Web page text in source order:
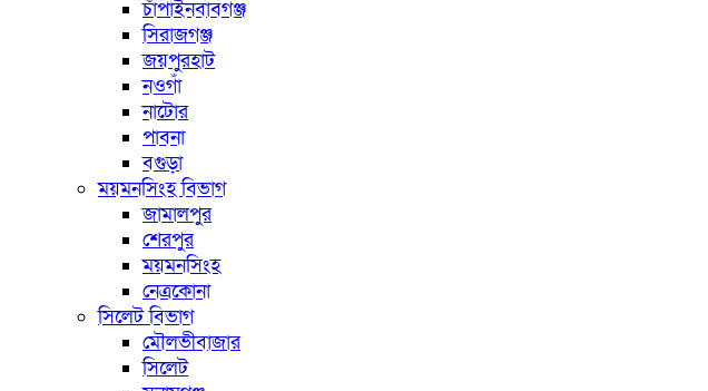
চাঁপাইনবাবগঞ্জ
সিরাজগঞ্জ
জয়পুরহাট
নওগাঁ
নাটোর
পাবনা
বগুড়া
ময়মনসিংহ বিভাগ
জামালপুর
শেরপুর
ময়মনসিংহ
নেত্রকোনা
সিলেট বিভাগ
মৌলভীবাজার
সিলেট